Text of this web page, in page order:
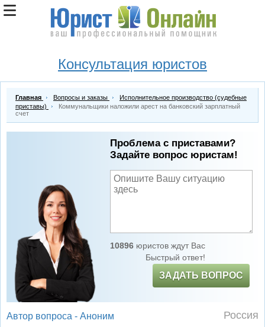
Консультация юристов
Главная Вопросы и заказы
Исполнительное производство (судебные
приставы)
Коммунальщики наложили арест на банковский зарплатный
счет
Проблема с приставами?
Задайте вопрос юристам!
10896юристов ждут Вас
Быстрый ответ!
ЗАДАТЬ ВОПРОС
Автор вопроса - Аноним Россия